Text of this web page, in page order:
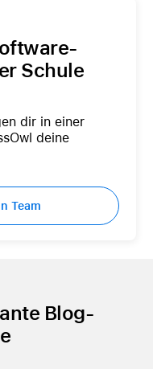
Schule
dir in einer
deine
Team
Blog-